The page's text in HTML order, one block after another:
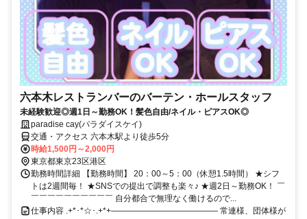
六本木レストランバーのバーテン・ホールスタッフ
未経験歓迎◎週1日～勤務OK！髪色自由/ネイル・ピアスOK◎
paradise cay(パラダイスケイ)
交通・アクセス 六本木駅より徒歩5分
時給1,500円～2,000円
東京都東京23区港区
勤務時間詳細 【勤務時間】 20：00～5：00（休憩1.5時間） ★シフ
トは2週間毎！ ★SNSでの提出で調整も楽々♪ ★週2日～勤務OK！ ￣
￣￣￣￣￣￣￣￣￣￣ 自分都合で無理なく働けるので...
仕事内容 .+*･*☆･.+*+――――――――――――― 常連様、団体様が